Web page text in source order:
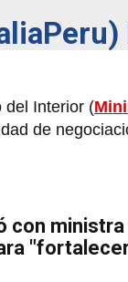
del Interior (
de
con ministra